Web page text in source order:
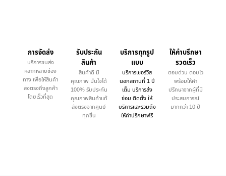
การจัดส่ง
บริการขนส่ง
หลากหลายช่อง
ทาง เพื่อให้สินค้า
ส่งตรงถึงลูกค้า
โดยเร็วที่สุด
รับประกัน
สินค้า
สินค้าดี มี
คุณภาพ มั่นใจได้
100% รับประกัน
คุณภาพสินค้าแท้
ส่งตรงจากศูนย์
ทุกชิ้น
บริการทุกรูป
แบบ
บริการเซอร์วิส
นอกสถานที่ 1 ปี
เต็ม บริการส่ง
ซ่อม ติดตั้ง ให้
บริการและรวมถึง
ให้คำปรึกษาฟรี
ให้คำบรึกษา
รวดเร็ว
ตอบด่วน ตอบไว
พร้อมให้คำ
ปรึกษาจากผู้ที่มี
ประสบการณ์
มากกว่า 10 ปี